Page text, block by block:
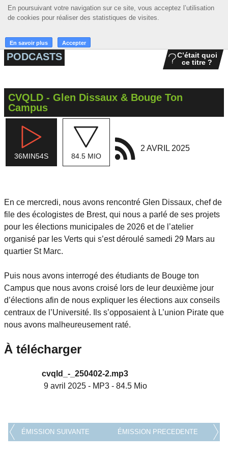
En poursuivant votre navigation sur ce site, vous acceptez l’utilisation
de cookies pour réaliser des statistiques de visites.
En savoir plus Accepter
En poursuivant votre navigation sur ce site, vous acceptez l’utilisation
de cookies pour réaliser des statistiques de visites.
En savoir plus Accepter
☰ MENU
ACCUEIL
GRILLE
MUSIQUE
ACTIONS
LA RADIO
PODCASTS
C’était quoi
ce titre ?
CVQLD - Glen Dissaux & Bouge Ton
Campus
36MIN54S 84.5 MIO
2 AVRIL 2025
En ce mercredi, nous avons rencontré Glen Dissaux, chef de
file des écologistes de Brest, qui nous a parlé de ses projets
pour les élections municipales de 2026 et de l’atelier
organisé par les Verts qui s’est déroulé samedi 29 Mars au
quartier St Marc.
Puis nous avons interrogé des étudiants de Bouge ton
Campus que nous avons croisé lors de leur deuxième jour
d’élections afin de nous expliquer les élections aux conseils
centraux de l’Université. Ils s’opposaient à L’union Pirate que
nous avons malheureusement raté.
À télécharger
cvqld_-_250402-2.mp3
9 avril 2025 - MP3 - 84.5 Mio
ÉMISSION SUIVANTE ÉMISSION PRECEDENTE